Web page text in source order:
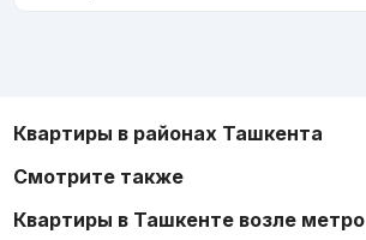
Квартиры в районах Ташкента
Смотрите также
Квартиры в Ташкенте возле метро